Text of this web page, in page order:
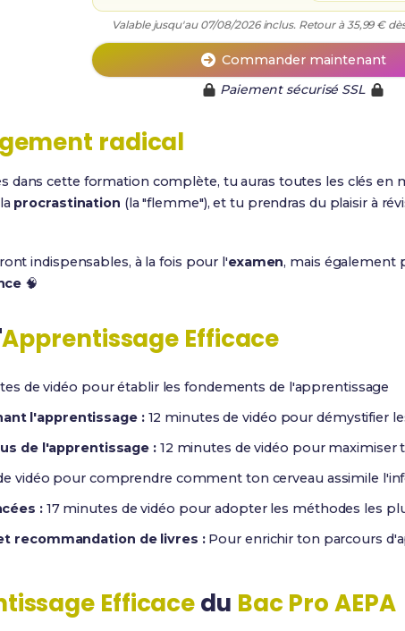
Valable jusqu'au 07/08/2026 inclus. Retour à 35,99 €
Commander maintenant
Paiement sécurisé SSL
radical
dans cette formation complète, tu auras toutes les clés en
procrastination (la "flemme"), et tu prendras du plaisir à
indispensables, à la fois pour l'examen, mais également
🧠
Apprentissage Efficace
de vidéo pour établir les fondements de l'apprentissage
l'apprentissage :12 minutes de vidéo pour démystifier
de l'apprentissage :12 minutes de vidéo pour maximiser
vidéo pour comprendre comment ton cerveau assimile
:17 minutes de vidéo pour adopter les méthodes les
recommandation de livres :Pour enrichir ton parcours
Efficacedu Bac Pro AEPA